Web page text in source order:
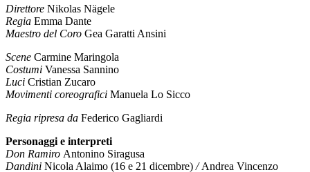
Direttore Nikolas Nägele
Regia Emma Dante
Maestro del Coro Gea Garatti Ansini
Scene Carmine Maringola
Costumi Vanessa Sannino
Luci Cristian Zucaro
Movimenti coreografici Manuela Lo Sicco
Regia ripresa da Federico Gagliardi
Personaggi e interpreti
Don Ramiro Antonino Siragusa
Dandini Nicola Alaimo (16 e 21 dicembre) /Andrea Vincenzo